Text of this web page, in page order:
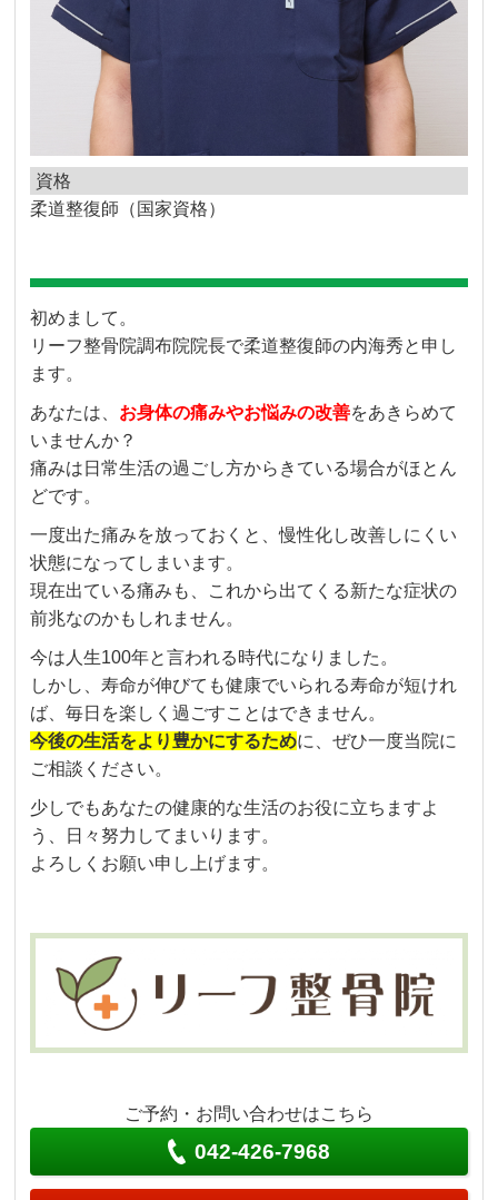
資格
柔道整復師（国家資格）
初めまして。
リーフ整骨院調布院院長で柔道整復師の内海秀と申し
ます。
あなたは、 お身体の痛みやお悩みの改善をあきらめて
いませんか？
痛みは日常生活の過ごし方からきている場合がほとん
どです。
一度出た痛みを放っておくと、慢性化し改善しにくい
状態になってしまいます。
現在出ている痛みも、これから出てくる新たな症状の
前兆なのかもしれません。
今は人生100年と言われる時代になりました。
しかし、寿命が伸びても健康でいられる寿命が短けれ
ば、毎日を楽しく過ごすことはできません。
今後の生活をより豊かにするために、ぜひ一度当院に
ご相談ください。
少しでもあなたの健康的な生活のお役に立ちますよ
う、日々努力してまいります。
よろしくお願い申し上げます。
ご予約・お問い合わせはこちら
042-426-7968